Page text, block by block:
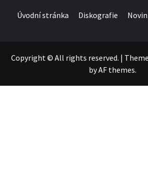
Úvodní stránka Diskografie
Copyright © All rights reserved. |
byAF themes.